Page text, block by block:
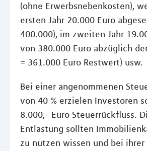
(ohne Erwerbsnebenkosten),
ersten Jahr 20.000 Euro
400.000), im zweiten Jahr
von 380.000 Euro abzüglich
= 361.000 Euro Restwert) usw.
Bei einer angenommenen
von 40 % erzielen Investoren
8.000,- Euro Steuerrückfluss.
Entlastung sollten
zu nutzen wissen und bei ihrer